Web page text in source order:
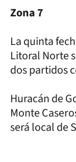
Zona 7
La quinta
Litoral Norte
dos partidos
Huracán de
Monte
será local de